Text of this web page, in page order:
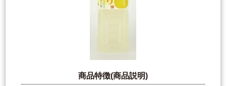
商品特徴(商品説明)